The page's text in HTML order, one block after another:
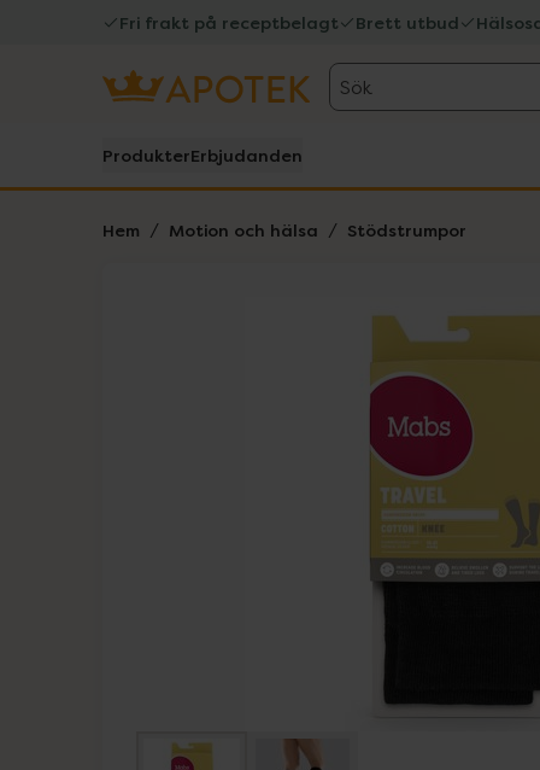
Fri frakt på receptbelagt Brett utbud
Sök
ProdukterErbjudanden
Hem Motion och hälsa Stödstrumpor
Lista: . Innehåller 2 objekt.